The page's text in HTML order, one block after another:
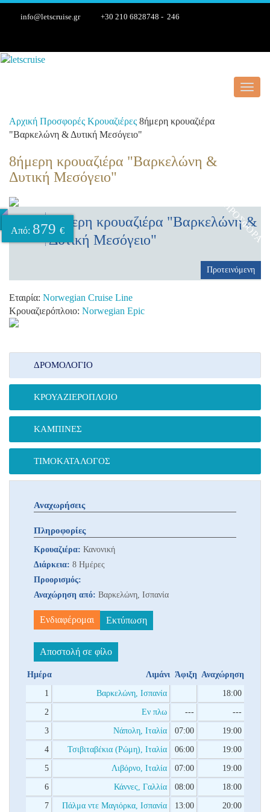
info@letscruise.gr +30 210 6828748 - 246
Αρχική Προσφορές Κρουαζιέρες 8ήμερη κρουαζιέρα
"Βαρκελώνη & Δυτική Μεσόγειο"
8ήμερη κρουαζιέρα "Βαρκελώνη &
Δυτική Μεσόγειο"
ΠΡΟΣΦΟΡΆ
Από: 879 €
8
ημέρες
8ήμερη κρουαζιέρα "Βαρκελώνη &
Δυτική Μεσόγειο"
Προτεινόμενη
Εταιρία: Norwegian Cruise Line
Κρουαζιερόπλοιο: Norwegian Epic
ΔΡΟΜΟΛΌΓΙΟ
ΚΡΟΥΑΖΙΕΡΌΠΛΟΙΟ
ΚΑΜΠΊΝΕΣ
ΤΙΜΟΚΑΤΆΛΟΓΟΣ
Αναχωρήσεις
Πληροφορίες
Κρουαζιέρα: Κανονική
Διάρκεια: 8 Ημέρες
Προορισμός:
Αναχώρηση από: Βαρκελώνη, Ισπανία
Ενδιαφέρομαι Εκτύπωση
Αποστολή σε φίλο
Ημέρα Λιμάνι Άφιξη Αναχώρηση
1 Βαρκελώνη, Ισπανία 18:00
2 Εν πλω --- ---
3 Νάπολη, Ιταλία 07:00 19:00
4 Τσιβιταβέκια (Ρώμη), Ιταλία 06:00 19:00
5 Λιβόρνο, Ιταλία 07:00 19:00
6 Κάννες, Γαλλία 08:00 18:00
7 Πάλμα ντε Μαγιόρκα, Ισπανία 13:00 20:00